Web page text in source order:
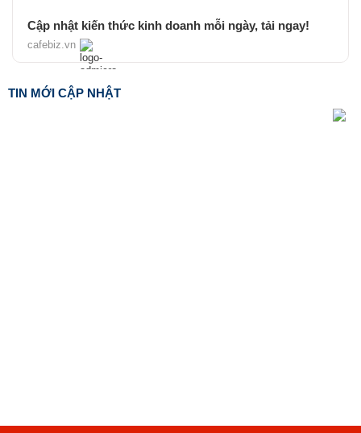
Cập nhật kiến thức kinh doanh mỗi ngày, tải ngay!
cafebiz.vn
TIN MỚI CẬP NHẬT